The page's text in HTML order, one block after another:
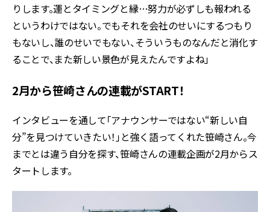
りします。運とタイミングと縁…努力が必ずしも報われる
というわけではない。でもそれを会社のせいにするつもり
もないし、誰のせいでもない、そういうものなんだと消化す
ることで、また新しい景色が見えたんですよね」
2月から笹崎さんの連載がSTART！
インタビューを通して「アナウンサーではない“新しい自
分”を見つけていきたい！」と強く語ってくれた笹崎さん。今
までとは違う自分を探す、笹崎さんの連載企画が2月からス
タートします。